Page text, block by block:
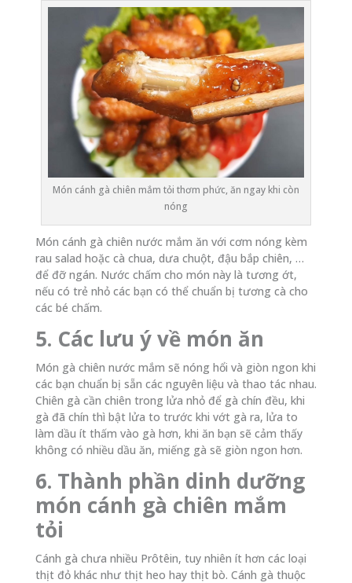
Món cánh gà chiên mắm tỏi thơm phức, ăn ngay khi còn
nóng
Món cánh gà chiên nước mắm ăn với cơm nóng kèm
rau salad hoặc cà chua, dưa chuột, đậu bắp chiên, …
để đỡ ngán. Nước chấm cho món này là tương ớt,
nếu có trẻ nhỏ các bạn có thể chuẩn bị tương cà cho
các bé chấm.
5. Các lưu ý về món ăn
Món gà chiên nước mắm sẽ nóng hổi và giòn ngon khi
các bạn chuẩn bị sẵn các nguyên liệu và thao tác nhau.
Chiên gà cần chiên trong lửa nhỏ để gà chín đều, khi
gà đã chín thì bật lửa to trước khi vớt gà ra, lửa to
làm dầu ít thấm vào gà hơn, khi ăn bạn sẽ cảm thấy
không có nhiều dầu ăn, miếng gà sẽ giòn ngon hơn.
6. Thành phần dinh dưỡng
món cánh gà chiên mắm
tỏi
Cánh gà chưa nhiều Prôtêin, tuy nhiên ít hơn các loại
thịt đỏ khác như thịt heo hay thịt bò. Cánh gà thuộc